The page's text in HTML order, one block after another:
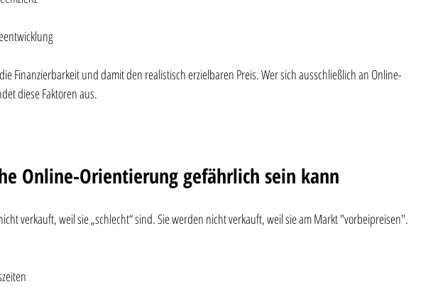
Finanzierbarkeit und damit den realistisch erzielbaren Preis. Wer sich ausschließlich an Online-
diese Faktoren aus.
Online-Orientierung gefährlich sein kann
verkauft, weil sie „schlecht“ sind. Sie werden nicht verkauft, weil sie am Markt "vorbeipreisen".